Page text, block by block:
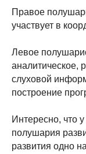
Правое
участвует в
Левое
аналитическое,
слуховой
построение
Интересно, что
полушария
развития одно